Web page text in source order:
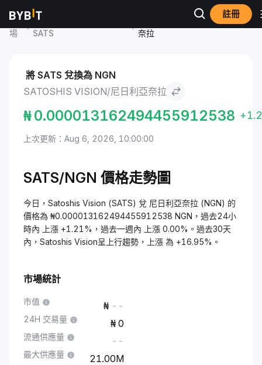
註冊
市
場
Satoshis Vision 價格
SATS
Satoshis Vision to 尼日利亞
奈拉
將 SATS 兌換為 NGN
SATOSHIS VISION/尼日利亞奈拉
₦0.000013162494455912538
上次更新：Aug 6, 2026, 10:00:00
SATS/NGN 價格走勢圖
今日，Satoshis Vision (SATS) 兌 尼日利亞奈拉 (NGN) 的
價格為 ₦0.000013162494455912538 NGN，過去24小
時內 上漲 +1.21%，過去一週內 上漲 0.00%。過去30天
內，Satoshis Vision呈上行趨勢，上漲 為 +16.95%。
市場統計
市值 --
24H 交易量 0
流通供應量 --
最大供應量 21.00M